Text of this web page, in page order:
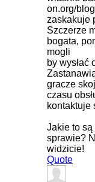
on.org/
zaskakuje
Szczerze
bogata,
mogli
by wysłać
gracze
czasu
kontaktuje
Jakie to
sprawie?
widzicie!
Quote